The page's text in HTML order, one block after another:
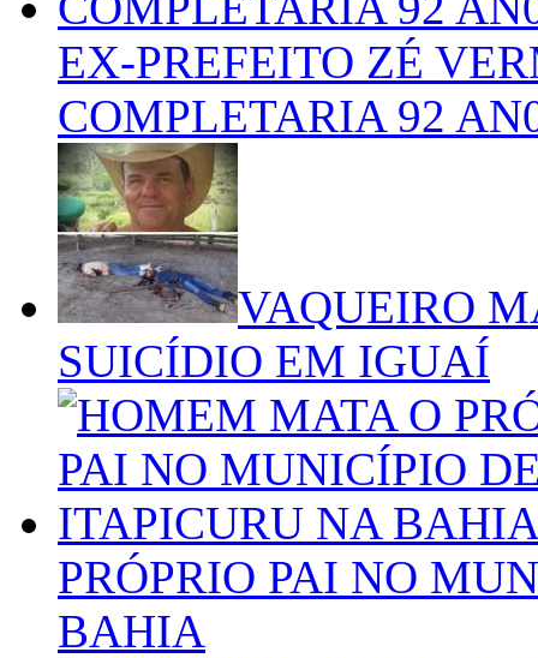
EX-PREFEITO ZÉ
COMPLETARIA 92
VAQUEIRO
SUICÍDIO EM IGUAÍ
PRÓPRIO PAI NO
BAHIA